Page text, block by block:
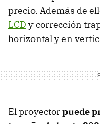
precio. Además de
LCD y corrección
horizontal y en
El proyectorpuede